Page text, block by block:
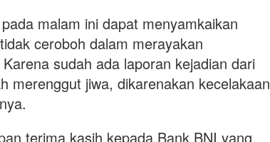
malam ini dapat menyamkaikan
ceroboh dalam merayakan
sudah ada laporan kejadian dari
merenggut jiwa, dikarenakan kecelakaan
terima kasih kepada Bank BNI yang